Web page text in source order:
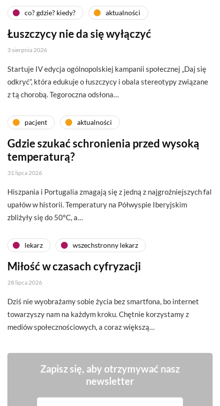
co? gdzie? kiedy? aktualności
Łuszczycy nie da się wyłączyć
3 sierpnia 2026
Startuje IV edycja ogólnopolskiej kampanii społecznej „Daj się
odkryć”, która edukuje o łuszczycy i obala stereotypy związane
z tą chorobą. Tegoroczna odsłona…
pacjent aktualności
Gdzie szukać schronienia przed wysoką
temperaturą?
31 lipca 2026
Hiszpania i Portugalia zmagają się z jedną z najgroźniejszych fal
upałów w historii. Temperatury na Półwyspie Iberyjskim
zbliżyły się do 50°C, a…
lekarz wszechstronny lekarz
Miłość w czasach cyfryzacji
28 lipca 2026
Dziś nie wyobrażamy sobie życia bez smartfona, bo internet
towarzyszy nam na każdym kroku. Chętnie korzystamy z
mediów społecznościowych, a coraz większą…
Zapisz się, aby otrzymywać nasz
newsletter